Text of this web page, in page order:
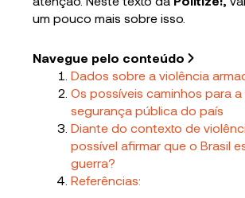
um pouco mais sobre isso.
Navegue pelo conteúdo
Dados sobre a violência
Os possíveis caminhos para
segurança pública do país
Diante do contexto de
possível afirmar que o Brasil
guerra?
Referências: